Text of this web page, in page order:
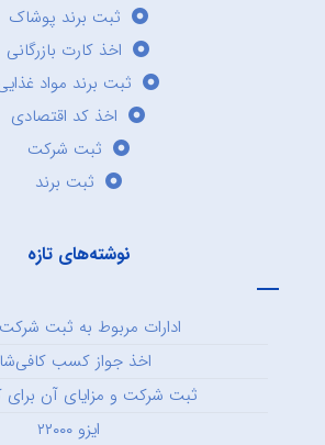
ثبت برند پوشاک
اخذ کارت بازرگانی
ثبت برند مواد
اخذ کد اقتصادی
ثبت شرکت
ثبت برند
نوشته‌های تازه
ادارات مربوط به ثبت
اخذ جواز کسب
ثبت شرکت و مزایای آن برای
ایزو ۲۲۰۰۰